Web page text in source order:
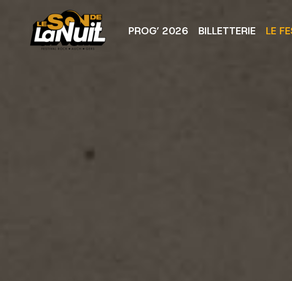
PROG’ 2026 BILLETTERIE LE